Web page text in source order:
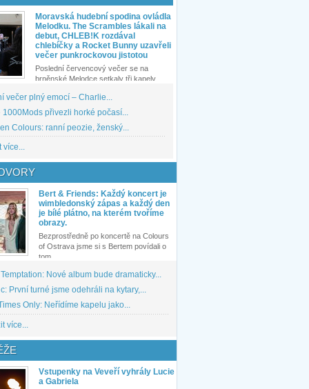
Moravská hudební spodina ovládla
Melodku. The Scrambles lákali na
debut, CHLEB!K rozdával
chlebíčky a Rocket Bunny uzavřeli
večer punkrockovou jistotou
Poslední červencový večer se na
brněnské Melodce setkaly tři kapely...
večer plný emocí – Charlie...
1000Mods přivezli horké počasí...
Colours: ranní peozie, ženský...
více...
Bert & Friends: Každý koncert je
wimbledonský zápas a každý den
je bílé plátno, na kterém tvoříme
obrazy.
Bezprostředně po koncertě na Colours
of Ostrava jsme si s Bertem povídali o
tom,...
Nové album bude dramaticky...
První turné jsme odehráli na kytary,...
Only: Neřídíme kapelu jako...
více...
Vstupenky na Veveří vyhrály Lucie
a Gabriela